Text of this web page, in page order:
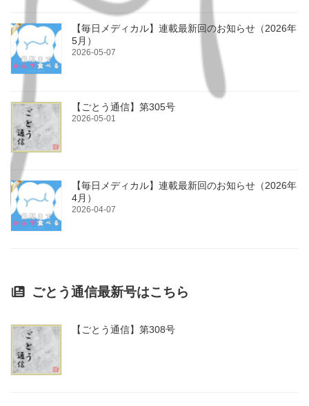
【毎日メディカル】連載最新回のお知らせ（2026年
5月）
2026-05-07
【ごとう通信】第305号
2026-05-01
【毎日メディカル】連載最新回のお知らせ（2026年
4月）
2026-04-07
ごとう通信最新号はこちら
【ごとう通信】第308号